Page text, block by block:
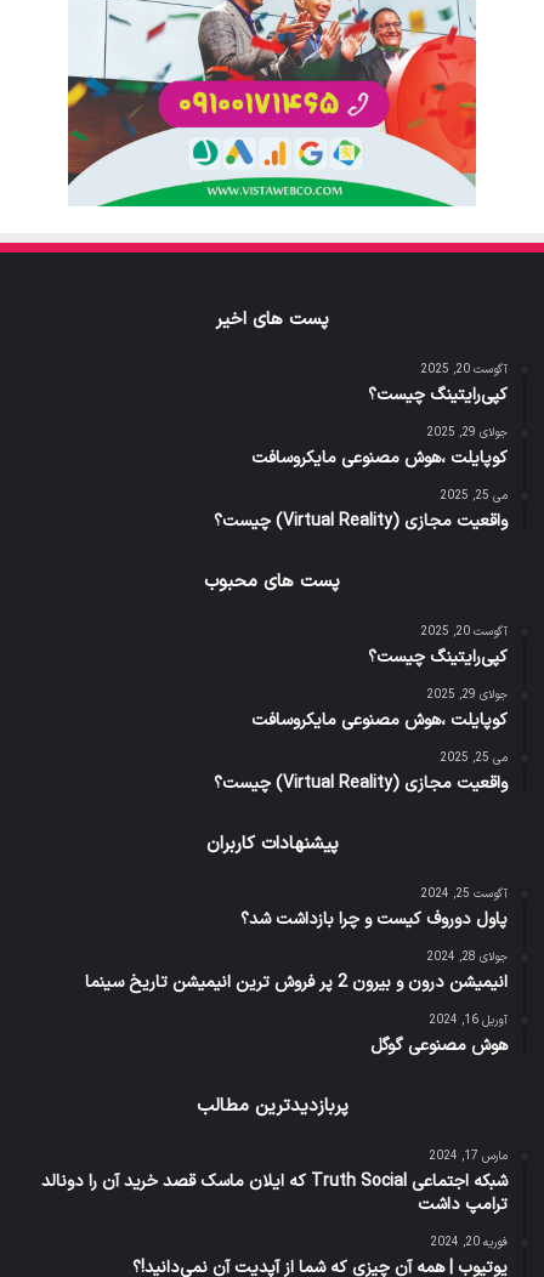
پست های اخیر
آگوست 20, 2025
کپی‌رایتینگ چیست؟
جولای 29, 2025
کوپایلت ،هوش مصنوعی مایکروسافت
می 25, 2025
واقعیت مجازی (Virtual Reality) چیست؟
پست های محبوب
آگوست 20, 2025
کپی‌رایتینگ چیست؟
جولای 29, 2025
کوپایلت ،هوش مصنوعی مایکروسافت
می 25, 2025
واقعیت مجازی (Virtual Reality) چیست؟
پیشنهادات کاربران
آگوست 25, 2024
پاول دوروف کیست و چرا بازداشت شد؟
جولای 28, 2024
انیمیشن درون و بیرون 2 پر فروش ترین انیمیشن تاریخ سینما
آوریل 16, 2024
هوش مصنوعی گوگل
پربازدیدترین مطالب
مارس 17, 2024
شبکه اجتماعی Truth Social که ایلان ماسک قصد خرید آن را دونالد
ترامپ داشت
فوریه 20, 2024
یوتیوب | همه آن چیزی که شما از آپدیت آن نمی‌دانید!؟